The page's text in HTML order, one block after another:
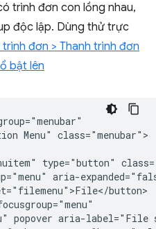
trình đơn con lồng nhau,
độc lập. Dùng thử trực
đơn > Thanh trình đơn
bật lên
Menu" class="menubar">
type="button"
aria-
button>
popover aria-label="File